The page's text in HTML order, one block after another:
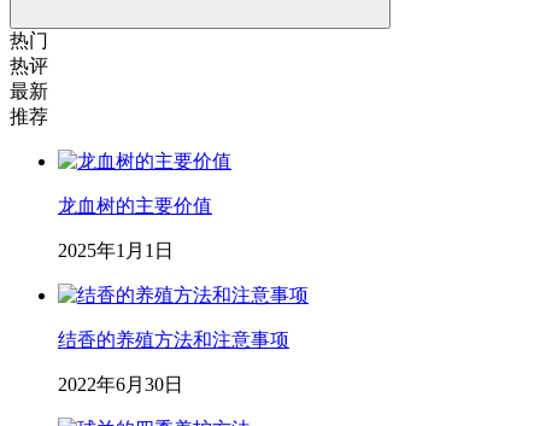
热门
热评
最新
推荐
龙血树的主要价值
2025年1月1日
结香的养殖方法和注意事项
2022年6月30日